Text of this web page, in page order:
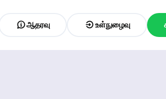
ஆதரவு உள்நுழைவு